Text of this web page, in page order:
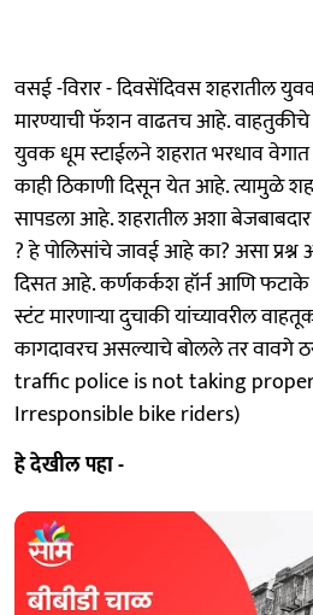
वसई -विरार - दिवसेंदिवस शहरातील
मारण्याची फॅशन वाढतच आहे. वाहतुकीचे
युवक धूम स्टाईलने शहरात भरधाव
काही ठिकाणी दिसून येत आहे. त्यामुळे
सापडला आहे. शहरातील अशा
? हे पोलिसांचे जावई आहे का? असा प्रश्न
दिसत आहे. कर्णकर्कश हॉर्न आणि फटाके
स्टंट मारणाऱ्या दुचाकी यांच्यावरील
कागदावरच असल्याचे बोलले तर वावगे
traffic police is not taking
Irresponsible bike riders)
हे देखील पहा -